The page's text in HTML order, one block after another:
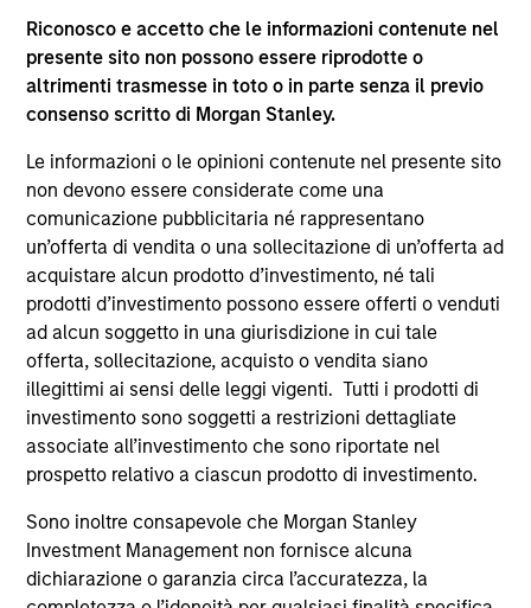
Riconosco e accetto che le informazioni contenute nel
presente sito non possono essere riprodotte o
altrimenti trasmesse in toto o in parte senza il previo
consenso scritto di Morgan Stanley.
Le informazioni o le opinioni contenute nel presente sito
non devono essere considerate come una
comunicazione pubblicitaria né rappresentano
un’offerta di vendita o una sollecitazione di un’offerta ad
acquistare alcun prodotto d’investimento, né tali
prodotti d’investimento possono essere offerti o venduti
ad alcun soggetto in una giurisdizione in cui tale
offerta, sollecitazione, acquisto o vendita siano
illegittimi ai sensi delle leggi vigenti. Tutti i prodotti di
investimento sono soggetti a restrizioni dettagliate
associate all’investimento che sono riportate nel
prospetto relativo a ciascun prodotto di investimento.
Sono inoltre consapevole che Morgan Stanley
Investment Management non fornisce alcuna
dichiarazione o garanzia circa l’accuratezza, la
Inoltre, gli investitori italiani sono invitati a prendere
visione del “Modulo completo di sottoscrizione” (Extended
Application Form), mentre la sezione “Informazioni
supplementari per Hong Kong” (“Additional Information for
Hong Kong Investors”) all’interno del Prospetto riguarda
in lingua tedesca del Prospetto Informativo, del
documento contenente informazioni chiave per gli
investitori (KID o KIID), dello statuto e delle relazioni
annuali e semestrali e ulteriori informazioni possono
essere ottenute dal rappresentante in Svizzera. Il
rappresentante in Svizzera è Carnegie Fund Services S.A.,
11, rue du Général-Dufour, 1204 Ginevra. L’agente pagatore
in Svizzera è Banque Cantonale de Genève, 17, quai de l’Ile,
1204 Ginevra.
Se la società di gestione del Comparto in questione decide
di cessare l’accordo di commercializzazione del Comparto
in un Paese del SEE in cui esso è registrato per la vendita,
lo farà nel rispetto delle norme OICVM.
rinvia alla pagina delGlossario.
Tutti i dati di performance sono calcolati in base al valore
del patrimonio netto (NAV), al netto delle spese, e non